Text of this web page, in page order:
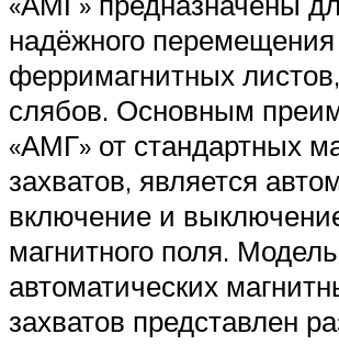
надёжного перемещения
ферримагнитных
слябов. Основным
«АМГ» от стандартных
захватов, является
включение и
магнитного поля.
автоматических
захватов представлен